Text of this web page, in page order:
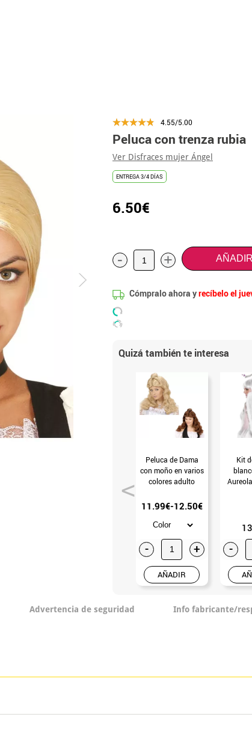
4.55/5.00
Peluca con trenza rubia
Ver Disfraces mujer Ángel
ENTREGA 3/4 DÍAS
6.50€
- +
Cómpralo ahora yrecíbelo el
Quizá también te interesa
Peluca de Dama
con moño en varios
colores adulto
11.99€-12.50€
- +
AÑADIR
Kit
-
Advertencia de seguridad Info fabricante/